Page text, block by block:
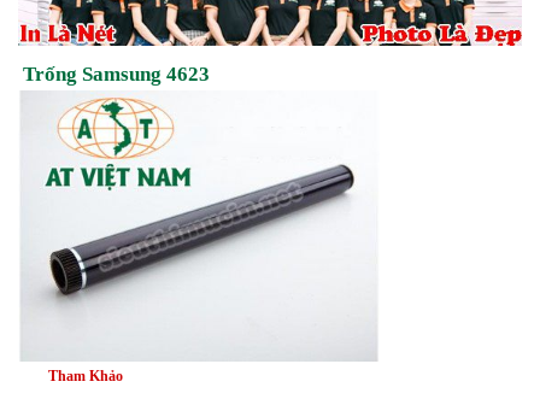
Trống Samsung 4623
Tham Khảo